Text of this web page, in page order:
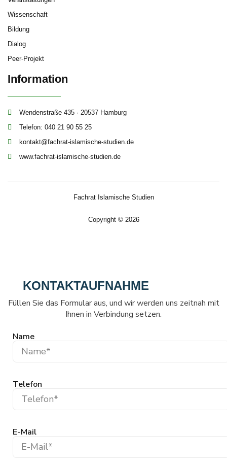
Wissenschaft
Bildung
Dialog
Peer-Projekt
Information
Wendenstraße 435 · 20537 Hamburg
Telefon: 040 21 90 55 25
kontakt@fachrat-islamische-studien.de
www.fachrat-islamische-studien.de
Fachrat Islamische Studien
Copyright © 2026
KONTAKTAUFNAHME
Füllen Sie das Formular aus, und wir werden uns zeitnah mit
Ihnen in Verbindung setzen.
Name
Telefon
E-Mail